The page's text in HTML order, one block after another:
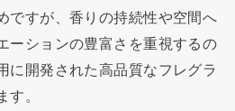
ですが、香りの持続性や空間へ
ーションの豊富さを重視するの
に開発された高品質なフレグラ
す。